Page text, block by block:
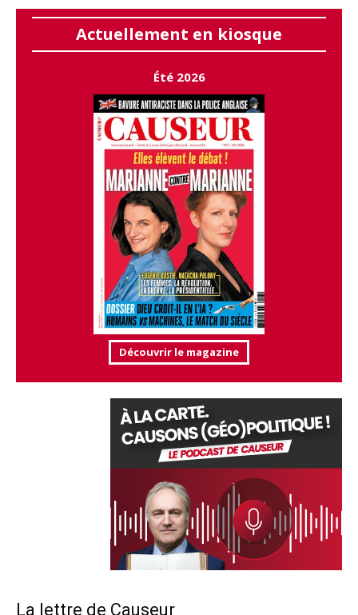
Actuellement en kiosque
Été 2026
Découvrir le magazine
La lettre de Causeur